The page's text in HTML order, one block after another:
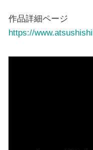
作品詳細ページ
https://